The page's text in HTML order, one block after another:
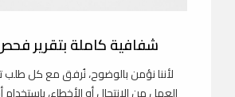
شفافية كاملة بتقرير
لأننا نؤمن بالوضوح، نُرفق مع كل طلب
العمل من الانتحال أو الأخطاء، باستخدام